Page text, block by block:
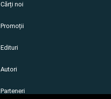
Cărți noi
Promoții
Edituri
Autori
Parteneri